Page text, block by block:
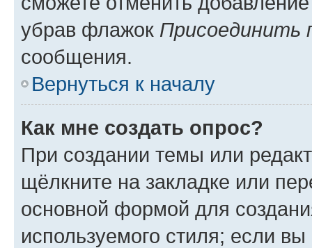
убрав флажок Присоединить
сообщения.
Вернуться к началу
Как мне создать опрос?
При создании темы или
щёлкните на закладке или
основной формой для
используемого стиля; если